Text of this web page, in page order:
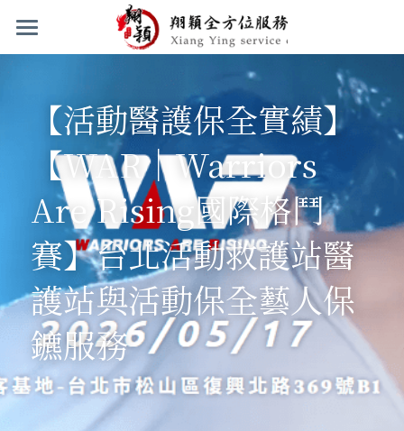
首頁
服務項目
活動醫療救護站設置 與活動救護車待命服務
活動保全.臨時保全.夜間顧場保全.隨扈保鑣.
安全維護服務
24小時民間救護車公司服務
聯絡與關於我們
聯絡我們
常見問題
關於我們
工作實績與招募
工作實績圖示
人員招募
LINE
Facebook
登錄 /註冊
搜索
繁體中文
【活動醫護保全實績】
【WAR｜Warriors
Are Rising國際格鬥
賽】台北活動救護站醫
護站與活動保全藝人保
鑣服務